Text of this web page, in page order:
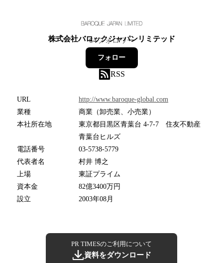
株式会社バロックジャパンリミテッド
64フォロワー
フォロー
RSS
URL
http://www.baroque-global.com
業種
商業（卸売業、小売業）
本社所在地
東京都目黒区青葉台 4-7-7 住友不動産
青葉台ヒルズ
電話番号
03-5738-5779
代表者名
村井 博之
上場
東証プライム
資本金
82億3400万円
設立
2003年08月
PR TIMESのご利用について
資料をダウンロード